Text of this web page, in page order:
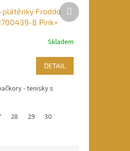
Froddo
8 Pink+
Skladem
DETAIL
- tenisky s
28 29 30
Další
produkt